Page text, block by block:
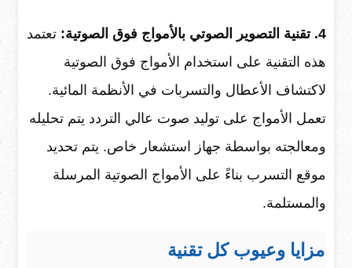
4. تقنية التصوير الصوتي بالأمواج فوق الصوتية:
تعتمد
هذه التقنية على استخدام الأمواج فوق الصوتية
لاكتشاف الأعطال والتسربات في الأنظمة المائية.
تعمل الأمواج على توليد صوت عالي التردد يتم تحليله
ومعالجته بواسطة جهاز استشعار خاص. يتم تحديد
موقع التسرب بناءً على الأمواج الصوتية المرسلة
والمستلمة.
مزايا وعيوب كل تقنية